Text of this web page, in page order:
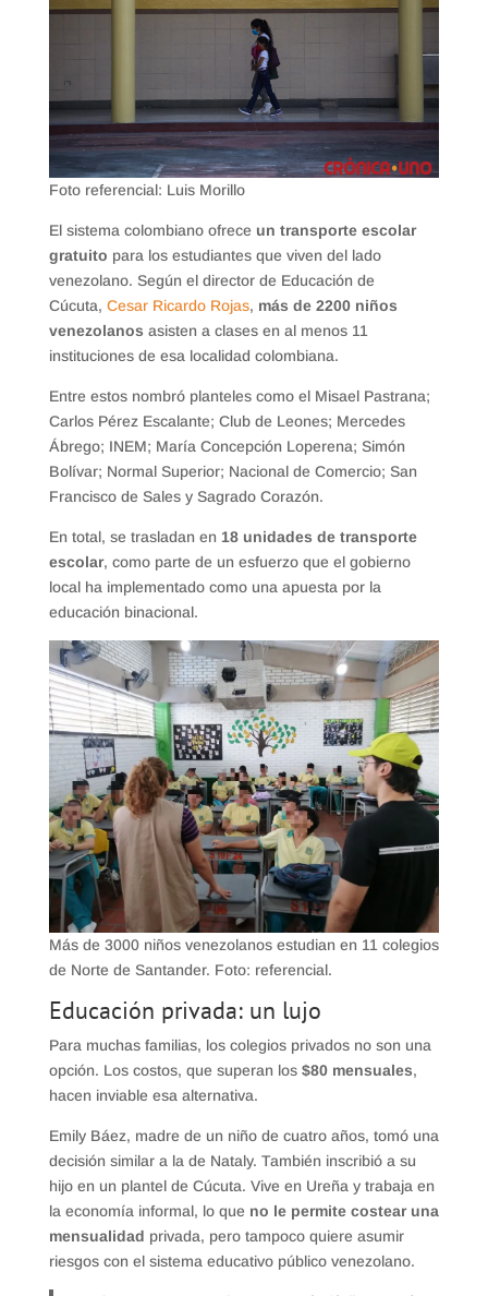
Foto referencial: Luis Morillo
El sistema colombiano ofrece un transporte escolar
gratuito para los estudiantes que viven del lado
venezolano. Según el director de Educación de
Cúcuta, Cesar Ricardo Rojas, más de 2200 niños
venezolanos asisten a clases en al menos 11
instituciones de esa localidad colombiana.
Entre estos nombró planteles como el Misael Pastrana;
Carlos Pérez Escalante; Club de Leones; Mercedes
Ábrego; INEM; María Concepción Loperena; Simón
Bolívar; Normal Superior; Nacional de Comercio; San
Francisco de Sales y Sagrado Corazón.
En total, se trasladan en 18 unidades de transporte
escolar, como parte de un esfuerzo que el gobierno
local ha implementado como una apuesta por la
educación binacional.
Más de 3000 niños venezolanos estudian en 11 colegios
de Norte de Santander. Foto: referencial.
Educación privada: un lujo
Para muchas familias, los colegios privados no son una
opción. Los costos, que superan los $80 mensuales,
hacen inviable esa alternativa.
Emily Báez, madre de un niño de cuatro años, tomó una
decisión similar a la de Nataly. También inscribió a su
hijo en un plantel de Cúcuta. Vive en Ureña y trabaja en
la economía informal, lo que no le permite costear una
mensualidad privada, pero tampoco quiere asumir
riesgos con el sistema educativo público venezolano.